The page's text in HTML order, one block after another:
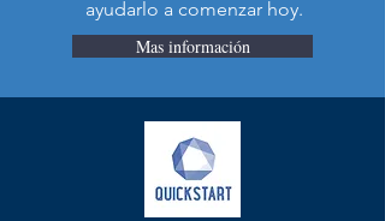
ayudarlo a comenzar hoy.
Mas información